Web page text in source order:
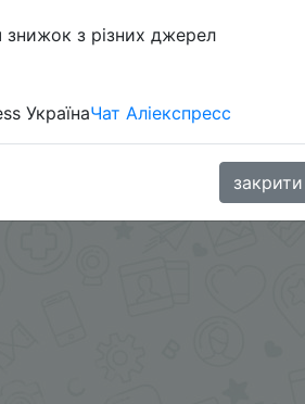
что в этих очках
з різних джерел
УкраїнаЧат Аліекспресс
закрити